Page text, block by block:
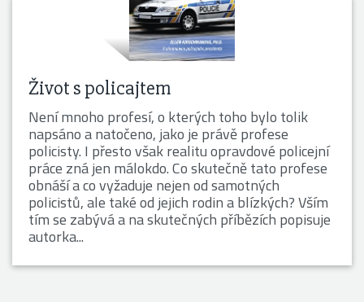
Život s policajtem
Není mnoho profesí, o kterých toho bylo tolik
napsáno a natočeno, jako je právě profese
policisty. I přesto však realitu opravdové policejní
práce zná jen málokdo. Co skutečně tato profese
obnáší a co vyžaduje nejen od samotných
policistů, ale také od jejich rodin a blízkých? Vším
tím se zabývá a na skutečných příbězích popisuje
autorka...